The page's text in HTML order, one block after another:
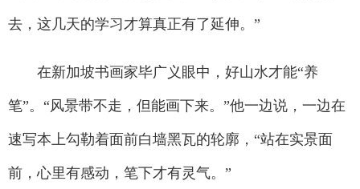
去，这几天的学习才算真正有了延伸。”
在新加坡书画家毕广义眼中，好山水才能“养
笔”。“风景带不走，但能画下来。”他一边说，一边在
速写本上勾勒着面前白墙黑瓦的轮廓，“站在实景面
前，心里有感动，笔下才有灵气。”